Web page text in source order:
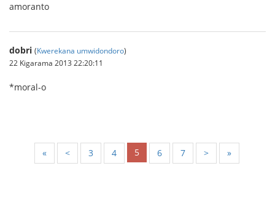
amoranto
dobri (Kwerekana umwidondoro)
22 Kigarama 2013 22:20:11
*moral-o
« < 3 4 5 6 7 > »